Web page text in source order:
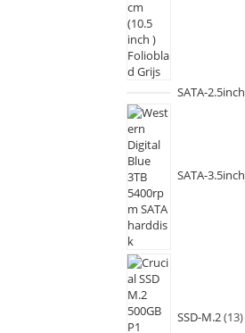
SATA-2.5inch
SATA-3.5inch
SSD-M.2 13